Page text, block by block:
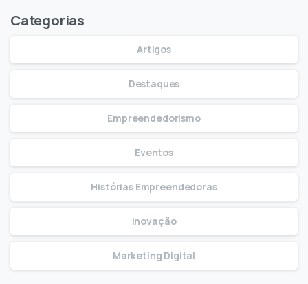
Categorias
Artigos
Destaques
Empreendedorismo
Eventos
Histórias Empreendedoras
Inovação
Marketing Digital